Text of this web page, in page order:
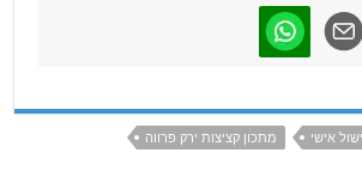
אישי
מתכון קציצות ירק פרווה